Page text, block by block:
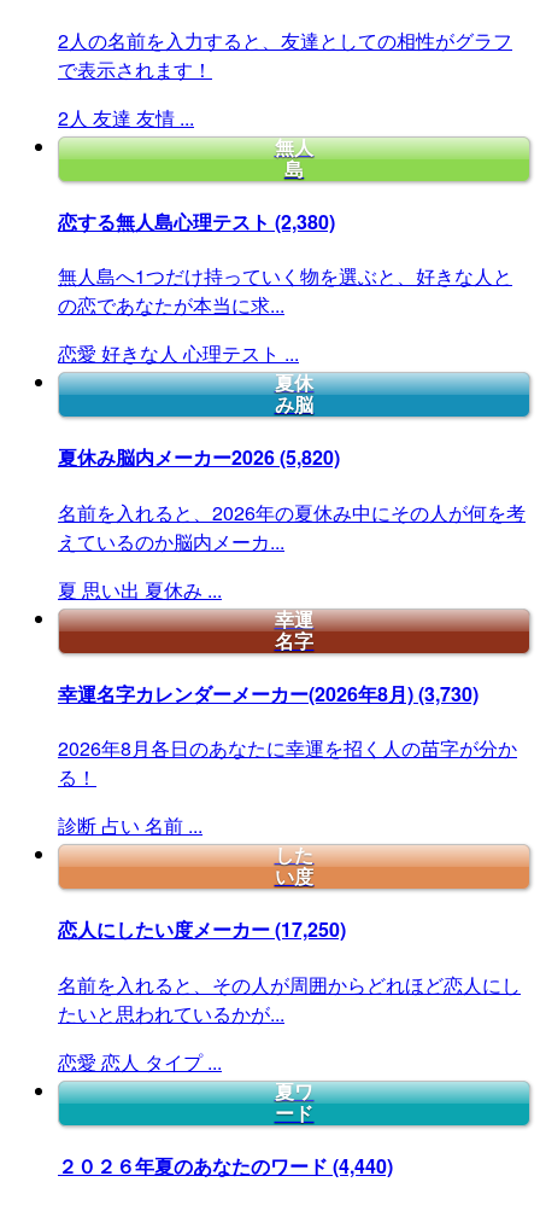
2人の名前を入力すると、友達としての相性がグラフ
で表示されます！
2人 友達 友情 ...
無人
島
恋する無人島心理テスト (2,380)
無人島へ1つだけ持っていく物を選ぶと、好きな人と
の恋であなたが本当に求...
恋愛 好きな人 心理テスト ...
夏休
み脳
夏休み脳内メーカー2026(5,820)
名前を入れると、2026年の夏休み中にその人が何を考
えているのか脳内メーカ...
夏 思い出 夏休み ...
幸運
名字
幸運名字カレンダーメーカー(2026年8月)(3,730)
2026年8月各日のあなたに幸運を招く人の苗字が分か
る！
診断 占い 名前 ...
した
い度
恋人にしたい度メーカー(17,250)
名前を入れると、その人が周囲からどれほど恋人にし
たいと思われているかが...
恋愛 恋人 タイプ ...
夏ワ
ード
２０２６年夏のあなたのワード (4,440)